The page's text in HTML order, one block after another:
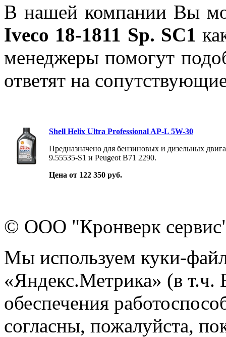
В нашей компании Вы
Iveco 18-1811 Sp. SC1
менеджеры помогут
ответят на
Shell Helix Ultra Professional AP-L 5W-30
Предназначено для бензиновых и дизельных
9.55535-S1 и Peugeot B71 2290.
Цена от 122 350 руб.
© ООО "Кронверк
Мы используем куки-
«Яндекс.Метрика» (в т.ч.
обеспечения
согласны, пожалуйста,